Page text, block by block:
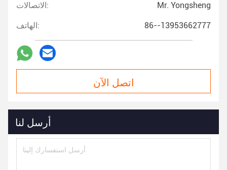
الاتصالات: Mr. Yongsheng
الهاتف: 86--13953662777
اتصل الآن
أرسل لنا